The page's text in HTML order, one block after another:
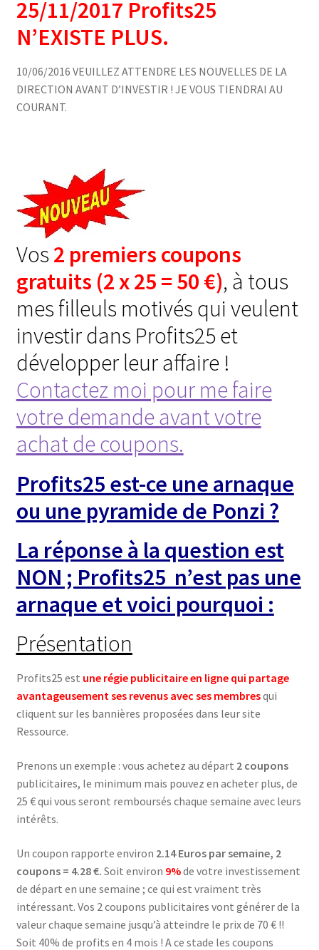
25/11/2017 Profits25
N’EXISTE PLUS.
10/06/2016 VEUILLEZ ATTENDRE LES NOUVELLES DE LA
DIRECTION AVANT D’INVESTIR ! JE VOUS TIENDRAI AU
COURANT.
Vos2 premiers coupons
gratuits (2 x 25 = 50 €), à tous
mes filleuls motivés qui veulent
investir dans Profits25 et
développer leur affaire !
Contactez moi pour me faire
votre demande avant votre
achat de coupons.
Profits25 est-ce une arnaque
ou une pyramide de Ponzi ?
La réponse à la question est
NON ; Profits25 n’est pas une
arnaque et voici pourquoi :
Présentation
Profits25 est une régie publicitaire en ligne qui partage
avantageusement ses revenus avec ses membresqui
cliquent sur les bannières proposées dans leur site
Ressource.
Prenons un exemple : vous achetez au départ 2 coupons
publicitaires, le minimum mais pouvez en acheter plus, de
25 € qui vous seront remboursés chaque semaine avec leurs
intérêts.
Un coupon rapporte environ 2.14 Euros par semaine, 2
coupons = 4.28 €. Soit environ 9%de votre investissement
de départ en une semaine ; ce qui est vraiment très
intéressant. Vos 2 coupons publicitaires vont générer de la
valeur chaque semaine jusqu’à atteindre le prix de 70 € !!
Soit 40% de profits en 4 mois ! A ce stade les coupons